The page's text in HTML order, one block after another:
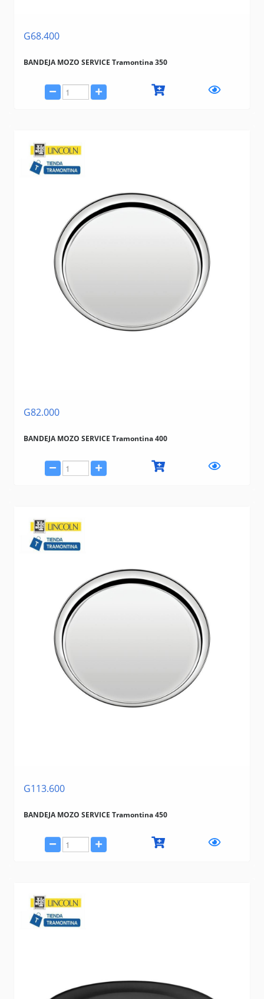
G68.400
BANDEJA MOZO SERVICE Tramontina 350
G82.000
BANDEJA MOZO SERVICE Tramontina 400
G113.600
BANDEJA MOZO SERVICE Tramontina 450